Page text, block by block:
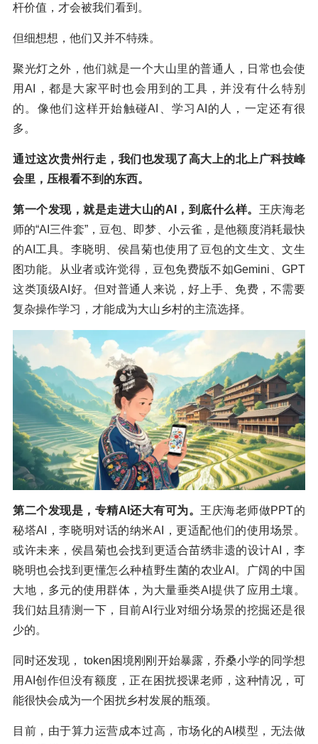
杆价值，才会被我们看到。
但细想想，他们又并不特殊。
聚光灯之外，他们就是一个大山里的普通人，日常也会使
用AI，都是大家平时也会用到的工具，并没有什么特别
的。像他们这样开始触碰AI、学习AI的人，一定还有很
多。
通过这次贵州行走，我们也发现了高大上的北上广科技峰
会里，压根看不到的东西。
第一个发现，就是走进大山的AI，到底什么样。 王庆海老
师的“AI三件套”，豆包、即梦、小云雀，是他额度消耗最快
的AI工具。李晓明、侯昌菊也使用了豆包的文生文、文生
图功能。从业者或许觉得，豆包免费版不如Gemini、GPT
这类顶级AI好。但对普通人来说，好上手、免费，不需要
复杂操作学习，才能成为大山乡村的主流选择。
第二个发现是，专精AI还大有可为。 王庆海老师做PPT的
秘塔AI，李晓明对话的纳米AI，更适配他们的使用场景。
或许未来，侯昌菊也会找到更适合苗绣非遗的设计AI，李
晓明也会找到更懂怎么种植野生菌的农业AI。广阔的中国
大地，多元的使用群体，为大量垂类AI提供了应用土壤。
我们姑且猜测一下，目前AI行业对细分场景的挖掘还是很
少的。
同时还发现， token困境刚刚开始暴露，乔桑小学的同学想
用AI创作但没有额度，正在困扰授课老师，这种情况，可
能很快会成为一个困扰乡村发展的瓶颈。
目前，由于算力运营成本过高，市场化的AI模型，无法做